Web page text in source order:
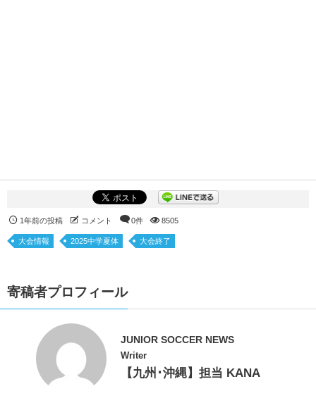
1年前の投稿 コメント 0件 8505
大会情報 2025中学夏体 大会終了
寄稿者プロフィール
JUNIOR SOCCER NEWS
Writer
【九州･沖縄】担当 KANA